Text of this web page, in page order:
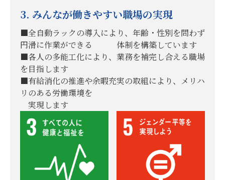
3. みんなが働きやすい職場の実現
■全自動ラックの導入により、年齢・性別を問わず
円滑に作業ができる 体制を構築しています
■各人の多能工化により、業務を補完し合える職場
を目指します
■有給消化の推進や余暇充実の取組により、メリハ
リのある労働環境を
実現します